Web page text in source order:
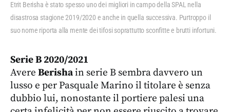
Etrit Berisha è stato spesso uno dei migliori in campo della SPAL nella
disastrosa stagione 2019/2020 e anche in quella successiva. Purtroppo il
suo nome riporta alla mente dei tifosi soprattutto sconfitte e brutti infortuni.
Serie B 2020/2021
Avere Berishain serie B sembra davvero un
lusso e per Pasquale Marino il titolare è senza
dubbio lui, nonostante il portiere palesi una